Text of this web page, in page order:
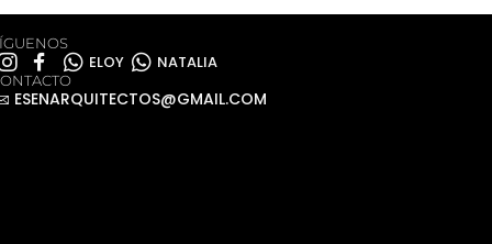
ELOY NATALIA
ESENARQUITECTOS@GMAIL.COM